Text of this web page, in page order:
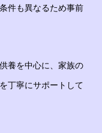
件も異なるため事前
養を中心に、家族の
丁寧にサポートして